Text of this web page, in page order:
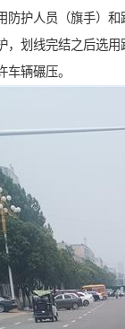
防护人员（旗手）和
，划线完结之后选用
辆碾压。